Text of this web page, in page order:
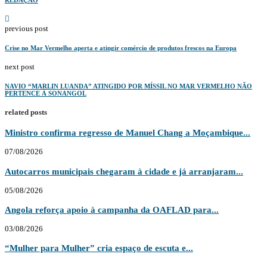
previous post
Crise no Mar Vermelho aperta e atingir comércio de produtos frescos na Europa
next post
NAVIO “MARLIN LUANDA” ATINGIDO POR MÍSSIL NO MAR VERMELHO NÃO
PERTENCE À SONANGOL
related posts
Ministro confirma regresso de Manuel Chang a Moçambique...
07/08/2026
Autocarros municipais chegaram à cidade e já arranjaram...
05/08/2026
Angola reforça apoio à campanha da OAFLAD para...
03/08/2026
“Mulher para Mulher” cria espaço de escuta e...